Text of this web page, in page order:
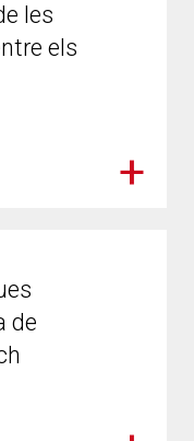
les
els
de